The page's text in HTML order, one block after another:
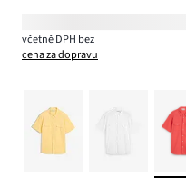
včetně DPH bez
cena za dopravu